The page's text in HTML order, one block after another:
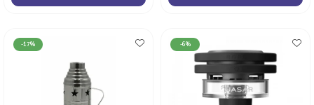
-17% -6%